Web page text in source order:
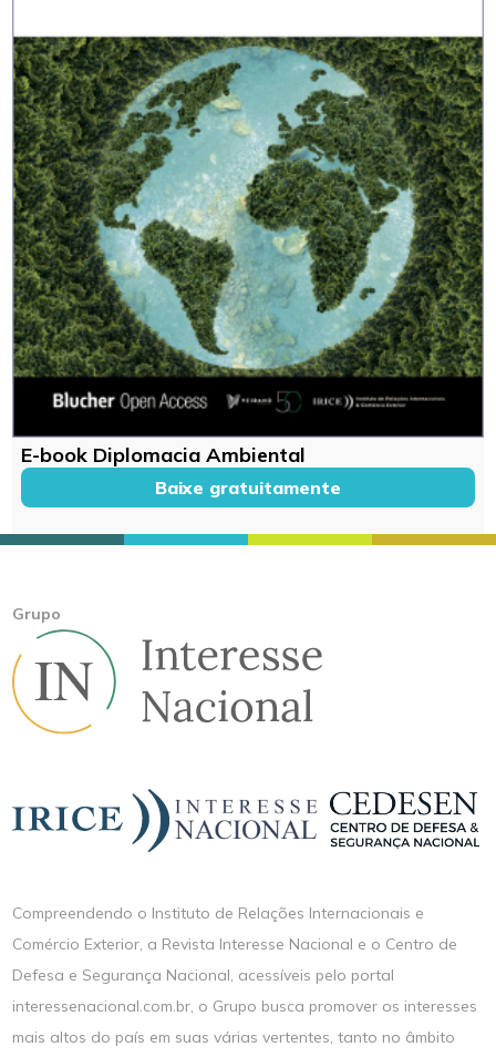
E-book Diplomacia Ambiental
Baixe gratuitamente
Grupo
Compreendendo o Instituto de Relações Internacionais e
Comércio Exterior, a Revista Interesse Nacional e o Centro de
Defesa e Segurança Nacional, acessíveis pelo portal
interessenacional.com.br, o Grupo busca promover os interesses
mais altos do país em suas várias vertentes, tanto no âmbito